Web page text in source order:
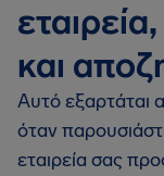
και
Αυτό
όταν
εταιρεία σας